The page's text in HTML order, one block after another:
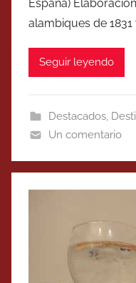
España)
alambiques de
Seguir leyendo
Destacados,
Un comentario